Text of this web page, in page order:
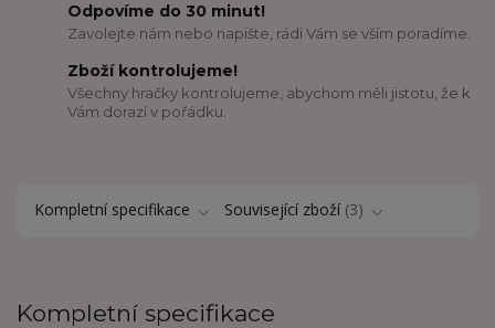
Odpovíme do 30 minut!
Zavolejte nám nebo napište, rádi Vám se vším poradíme.
Zboží kontrolujeme!
Všechny hračky kontrolujeme, abychom měli jistotu, že k
Vám dorazí v pořádku.
Kompletní specifikace Související zboží 3
Kompletní specifikace